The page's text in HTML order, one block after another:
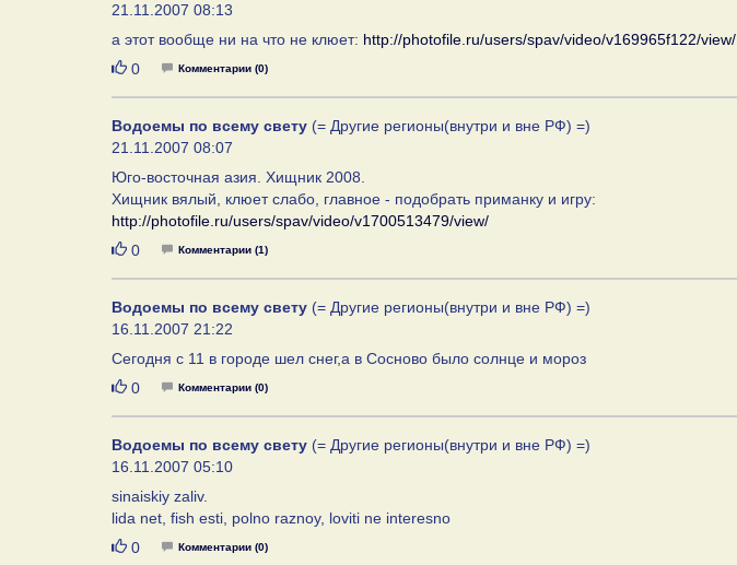
21.11.2007 08:13
а этот вообще ни на что не клюет: http://photofile.ru/users/spav/video/v169965f122/view/
Нравится
0 Комментарии (0)
Водоемы по всему свету (= Другие регионы(внутри и вне РФ) =)
21.11.2007 08:07
Юго-восточная азия. Хищник 2008.
Хищник вялый, клюет слабо, главное - подобрать приманку и игру:
http://photofile.ru/users/spav/video/v1700513479/view/
Нравится
0 Комментарии (1)
Водоемы по всему свету (= Другие регионы(внутри и вне РФ) =)
16.11.2007 21:22
Сегодня с 11 в городе шел снег,а в Сосново было солнце и мороз
Нравится
0 Комментарии (0)
Водоемы по всему свету (= Другие регионы(внутри и вне РФ) =)
16.11.2007 05:10
sinaiskiy zaliv.
lida net, fish esti, polno raznoy, loviti ne interesno
Нравится
0 Комментарии (0)